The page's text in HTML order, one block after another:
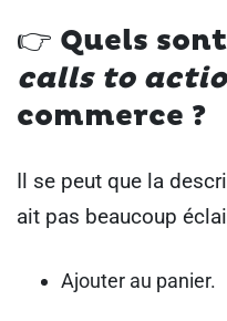
👉 Quels
calls to
commerce ?
Il se peut que la
ait pas beaucoup
Ajouter au panier.